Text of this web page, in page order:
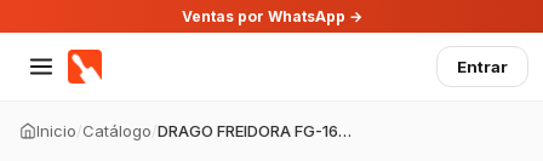
Ventas por WhatsApp →
Entrar
Inicio/Catálogo/ DRAGO FREIDORA FG-16 RS A GAS 16 LITROS